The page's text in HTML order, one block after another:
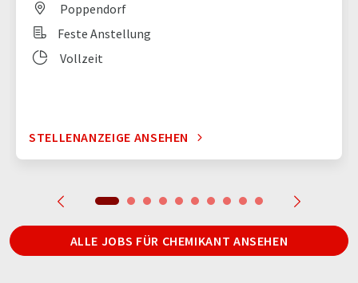
Poppendorf
Feste Anstellung
Vollzeit
STELLENANZEIGE ANSEHEN
ALLE JOBS FÜR CHEMIKANT ANSEHEN